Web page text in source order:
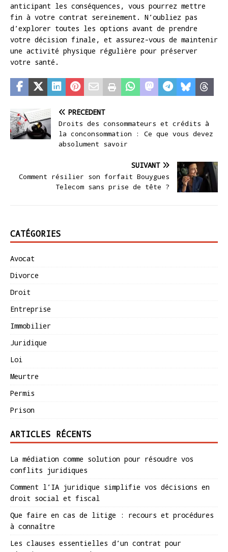
anticipant les conséquences, vous pourrez mettre
fin à votre contrat sereinement. N’oubliez pas
d’explorer toutes les options avant de prendre
votre décision finale, et assurez-vous de maintenir
une activité physique régulière pour préserver
votre santé.
PRÉCÉDENT
Droits des consommateurs et crédits à
la conconsommation : Ce que vous devez
absolument savoir
SUIVANT
Comment résilier son forfait Bouygues
Telecom sans prise de tête ?
CATÉGORIES
Avocat
Divorce
Droit
Entreprise
Immobilier
Juridique
Loi
Meurtre
Permis
Prison
ARTICLES RÉCENTS
La médiation comme solution pour résoudre vos
conflits juridiques
Comment l’IA juridique simplifie vos décisions en
droit social et fiscal
Que faire en cas de litige : recours et procédures
à connaître
Les clauses essentielles d’un contrat pour